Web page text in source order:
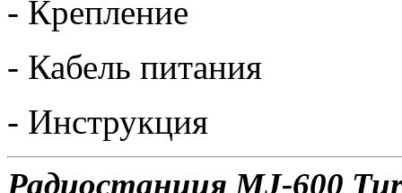
- Крепление
- Кабель питания
- Инструкция
Радиостанция MJ-600